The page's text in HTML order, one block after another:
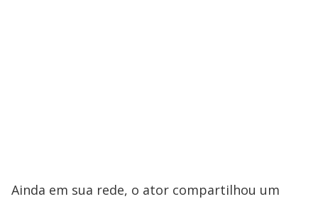
Ainda em sua rede, o ator compartilhou um